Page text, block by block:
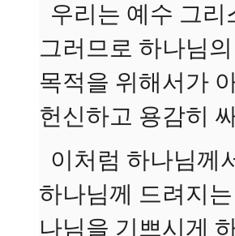
우리는 예수 그
그러므로 하나님
목적을 위해서가
헌신하고 용감히
이처럼 하나님께
하나님께 드려지
나님을 기쁘시게